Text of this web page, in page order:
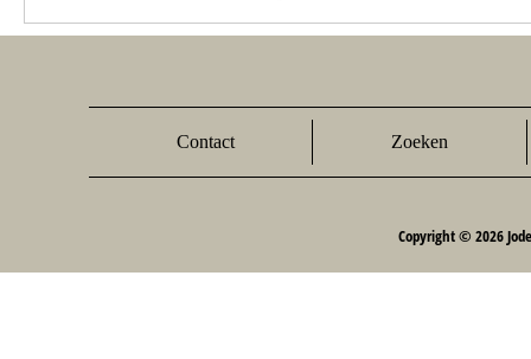
Contact Zoeken
Copyright © 2026